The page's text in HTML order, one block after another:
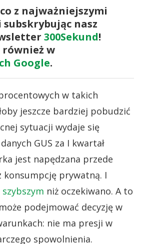
z najważniejszymi
nasz
300Sekund!
również w
Google.
w takich
jeszcze bardziej pobudzić
sytuacji wydaje się
GUS za I kwartał
jest napędzana przede
konsumpcję prywatną. I
niż oczekiwano. A to
podejmować decyzję w
nie ma presji w
spowolnienia.